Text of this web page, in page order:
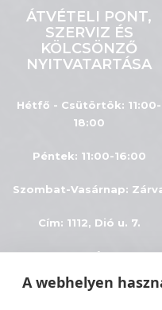
ÁTVÉTELI PONT,
SZERVIZ ÉS
KÖLCSÖNZŐ
NYITVATARTÁSA
Hétfő - Csütörtök: 11:00-
18:00
Péntek: 11:00-16:00
Szombat-Vasárnap:
Cím: 1112, Dió u. 7.
A webhelyen